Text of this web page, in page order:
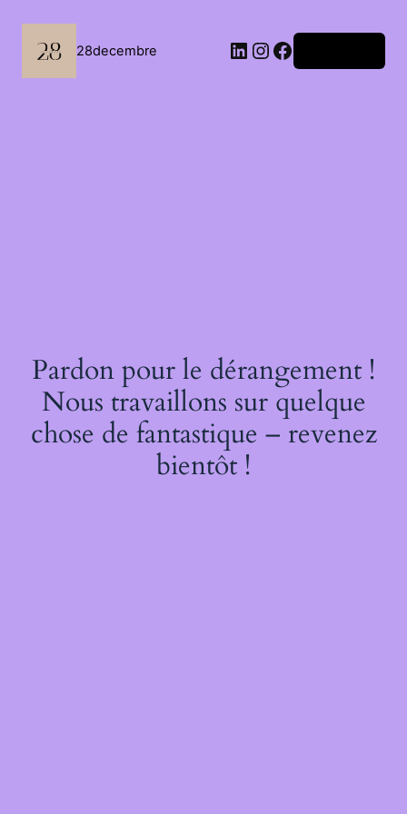
contenu
28decembre LinkedIn
Instagram
Facebook
Pardon pour le dérangement !
Nous travaillons sur quelque
chose de fantastique – revenez
bientôt !